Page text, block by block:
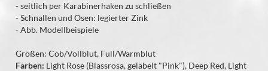
- seitlich per Karabinerhaken zu schließen
- Schnallen und Ösen: legierter Zink
- Abb. Modellbeispiele
Größen: Cob/Vollblut, Full/Warmblut
Farben: Light Rose (Blassrosa, gelabelt "Pink"), Deep Red, Light